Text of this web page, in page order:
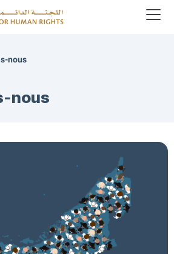
nous
nous